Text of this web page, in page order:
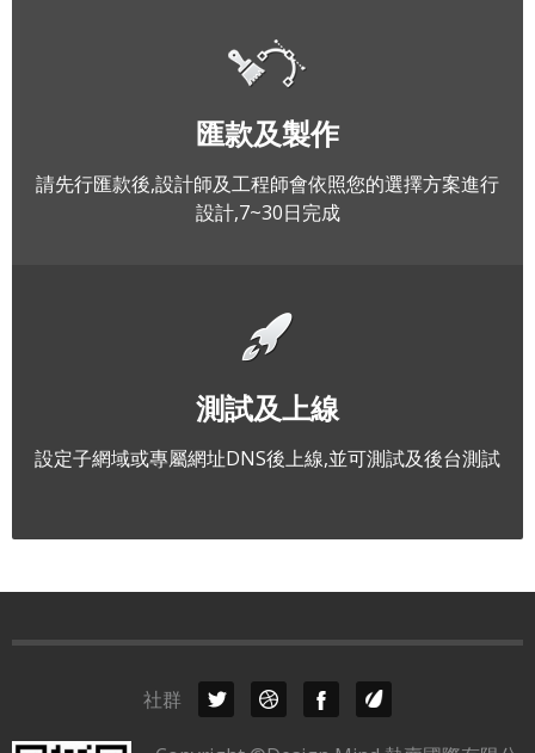
匯款及製作
請先行匯款後,設計師及工程師會依照您的選擇方案進行
設計,7~30日完成
測試及上線
設定子網域或專屬網址DNS後上線,並可測試及後台測試
社群